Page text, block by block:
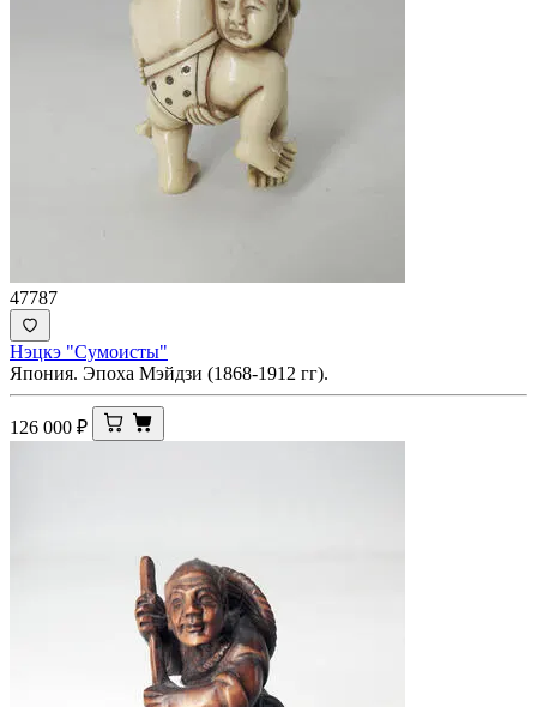
47787
Нэцкэ "Сумоисты"
Япония. Эпоха Мэйдзи (1868-1912 гг).
126 000 ₽